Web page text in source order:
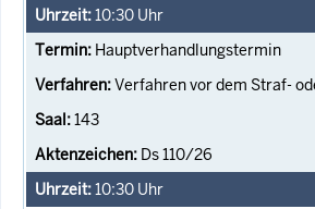
10:30 Uhr
Hauptverhandlungstermin
Verfahren vor dem Straf-
143
Ds 110/26
10:30 Uhr